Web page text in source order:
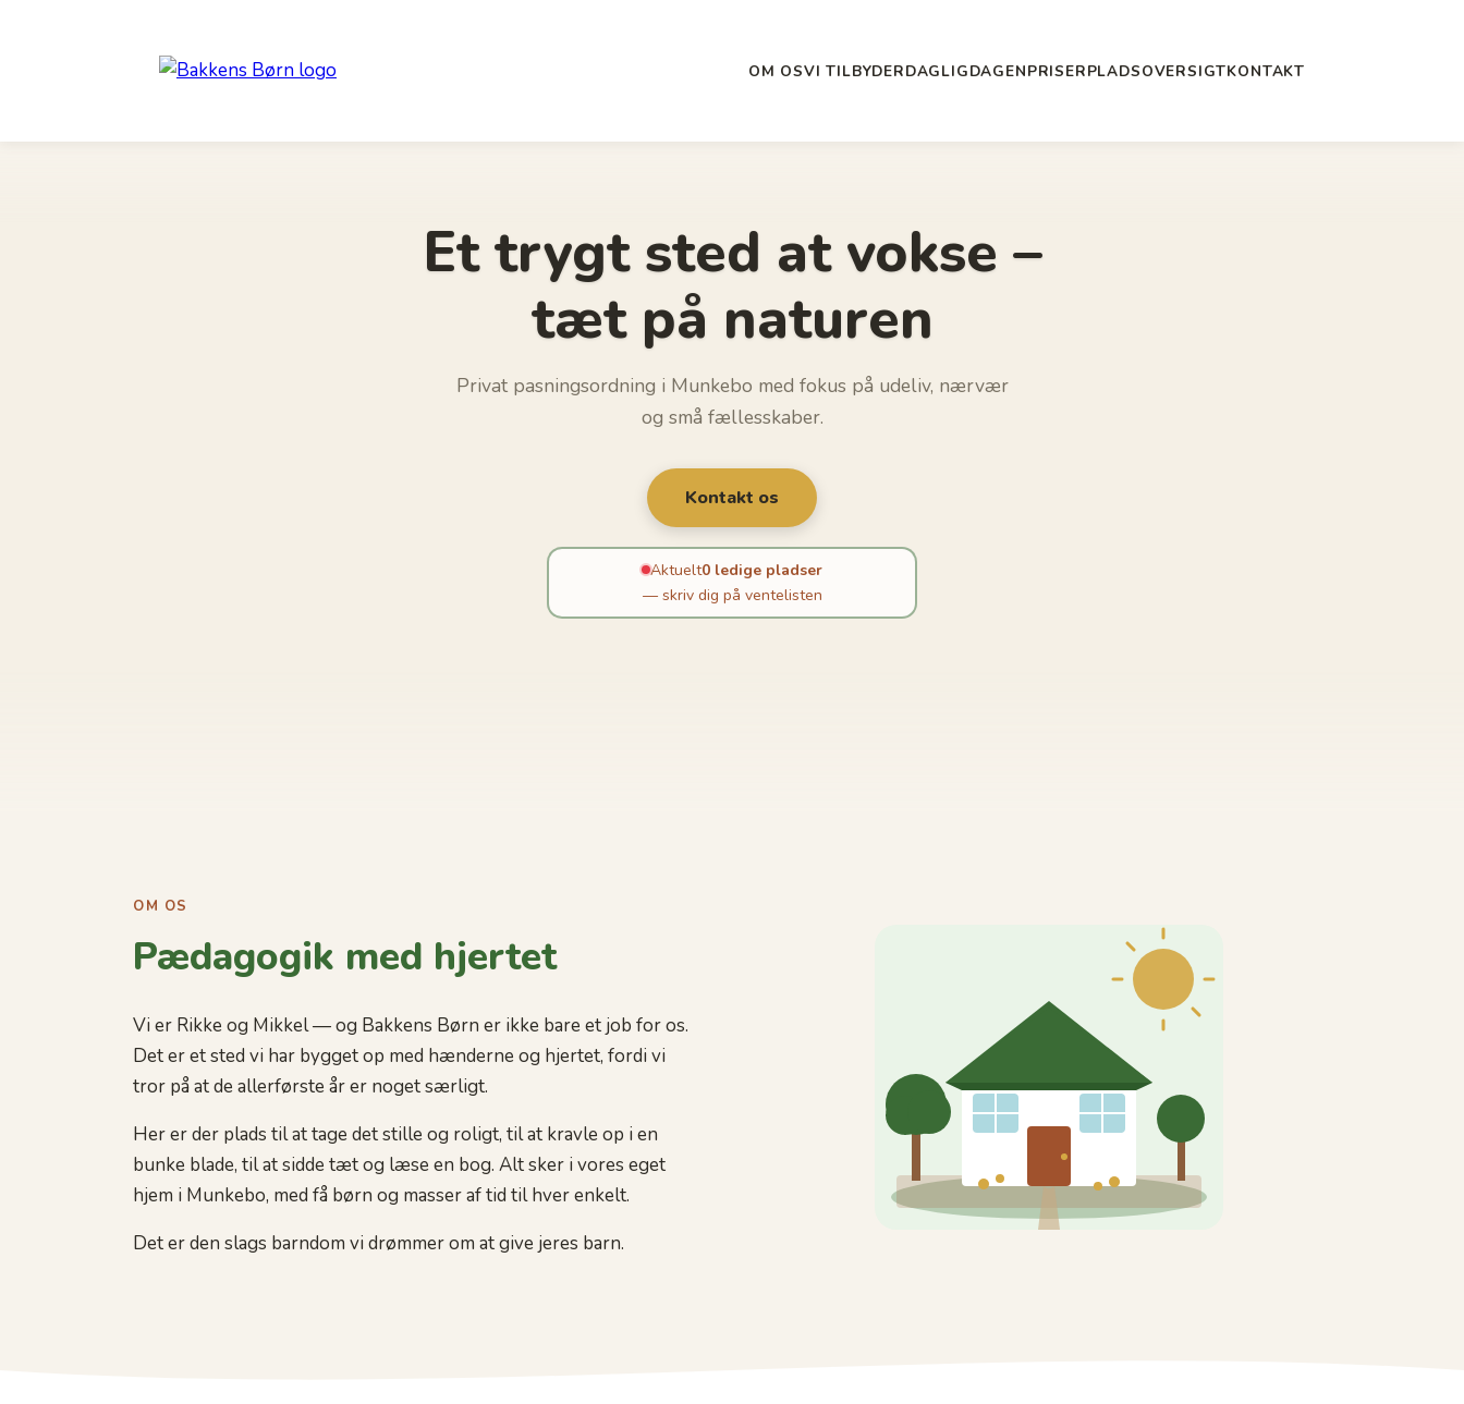
OM OSVI TILBYDERDAGLIGDAGENPRISERPLADSOVERSIGTKONTAKT
Et trygt sted at vokse –
tæt på naturen
Privat pasningsordning i Munkebo med fokus på udeliv, nærvær
og små fællesskaber.
Kontakt os
Aktuelt0 ledige pladser
— skriv dig på ventelisten
OM OS
Pædagogik med hjertet
Vi er Rikke og Mikkel — og Bakkens Børn er ikke bare et job for os.
Det er et sted vi har bygget op med hænderne og hjertet, fordi vi
tror på at de allerførste år er noget særligt.
Her er der plads til at tage det stille og roligt, til at kravle op i en
bunke blade, til at sidde tæt og læse en bog. Alt sker i vores eget
hjem i Munkebo, med få børn og masser af tid til hver enkelt.
Det er den slags barndom vi drømmer om at give jeres barn.